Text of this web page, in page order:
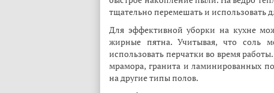
тщательно перемешать и использовать
Для эффективной уборки на кухне
жирные пятна. Учитывая, что соль
использовать перчатки во время
мрамора, гранита и ламинированных
на другие типы полов.